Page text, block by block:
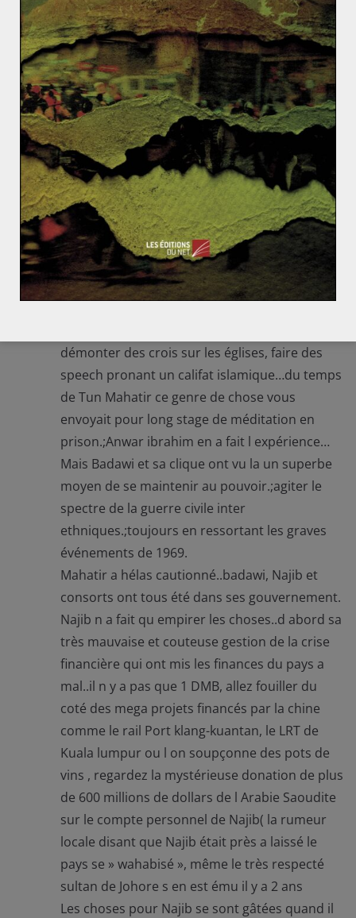
bien vulgariser pour le néophytes
Un point essentiel Tun mahatir est Malaisien,
un pur produit de la Malaisie.;au contraire des
5 autres premiers ministres qui ont dirigés le
pays..Tuanku abdul rahman(pere de l
indépendance , Tun razak( le père de Najib)
Hussein On( pere de hishamuddin le ministre
de la defense de Najib, tiens donc),abdullah
badawi et Najib
Le bordel a mon sens a commencé avec
Badawi, ce grand défenseur des droits de l
homme d après les bobos zummaniste du
Routard…si Tun Mahatir muselait le Pas(parti
démonter des crois sur les églises, faire des
speech pronant un califat islamique…du temps
de Tun Mahatir ce genre de chose vous
envoyait pour long stage de méditation en
prison.;Anwar ibrahim en a fait l expérience…
Mais Badawi et sa clique ont vu la un superbe
moyen de se maintenir au pouvoir.;agiter le
spectre de la guerre civile inter
ethniques.;toujours en ressortant les graves
événements de 1969.
Mahatir a hélas cautionné..badawi, Najib et
consorts ont tous été dans ses gouvernement.
Najib n a fait qu empirer les choses..d abord sa
très mauvaise et couteuse gestion de la crise
financière qui ont mis les finances du pays a
mal..il n y a pas que 1 DMB, allez fouiller du
coté des mega projets financés par la chine
comme le rail Port klang-kuantan, le LRT de
Kuala lumpur ou l on soupçonne des pots de
vins , regardez la mystérieuse donation de plus
de 600 millions de dollars de l Arabie Saoudite
sur le compte personnel de Najib( la rumeur
locale disant que Najib était près a laissé le
pays se » wahabisé », même le très respecté
sultan de Johore s en est ému il y a 2 ans
Les choses pour Najib se sont gâtées quand il